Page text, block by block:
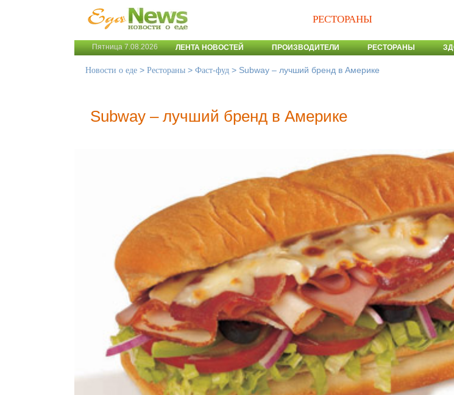
РЕСТОРАНЫ
Пятница 7.08.2026 ЛЕНТА НОВОСТЕЙ ПРОИЗВОДИТЕЛИ РЕСТОРАНЫ
Новости о еде > Рестораны > Фаст-фуд > Subway – лучший бренд в Америке
Subway – лучший бренд в Америке